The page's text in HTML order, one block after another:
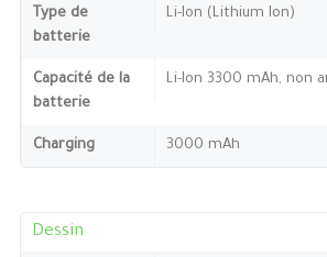
Type de
batterie
Li-Ion (Lithium Ion)
Capacité de la
batterie
Li-Ion 3300 mAh, non
Charging 3000 mAh
Dessin